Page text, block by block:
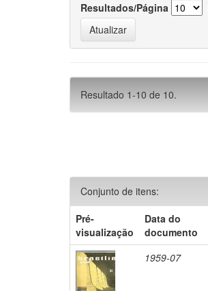
Resultados/Página
Resultado 1-10 de 10.
Conjunto de itens:
Pré-
visualização
Data do
documento
1959-07